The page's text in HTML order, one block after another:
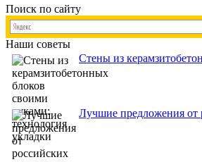
Поиск по сайту
Наши советы
Стены из
Лучшие предложения от